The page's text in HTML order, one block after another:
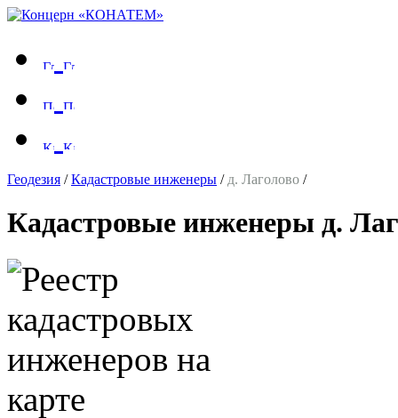
Геодезия /Кадастровые инженеры / д. Лаголово /
Кадастровые инженеры д.